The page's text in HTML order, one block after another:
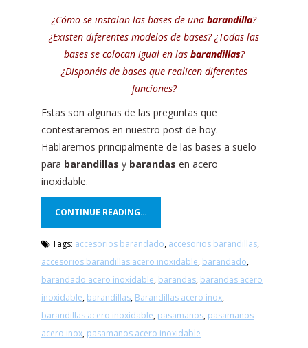
¿Cómo se instalan las bases de una barandilla?
¿Existen diferentes modelos de bases? ¿Todas las
bases se colocan igual en lasbarandillas?
¿Disponéis de bases que realicen diferentes
funciones?
Estas son algunas de las preguntas que
contestaremos en nuestro post de hoy.
Hablaremos principalmente de las bases a suelo
para barandillas y barandas en acero
inoxidable.
CONTINUE READING…
Tags: accesorios barandado, accesorios barandillas,
accesorios barandillas acero inoxidable, barandado,
barandado acero inoxidable, barandas, barandas acero
inoxidable, barandillas, Barandillas acero inox,
barandillas acero inoxidable, pasamanos, pasamanos
acero inox, pasamanos acero inoxidable